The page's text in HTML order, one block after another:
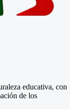
educativa, con
de los